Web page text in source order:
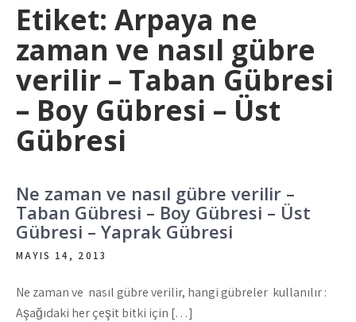
Etiket: Arpaya ne
zaman ve nasıl gübre
verilir – Taban Gübresi
– Boy Gübresi – Üst
Gübresi
Ne zaman ve nasıl gübre verilir –
Taban Gübresi – Boy Gübresi – Üst
Gübresi – Yaprak Gübresi
MAYIS 14, 2013
Ne zaman ve nasıl gübre verilir, hangi gübreler kullanılır :
Aşağıdaki her çeşit bitki için […]